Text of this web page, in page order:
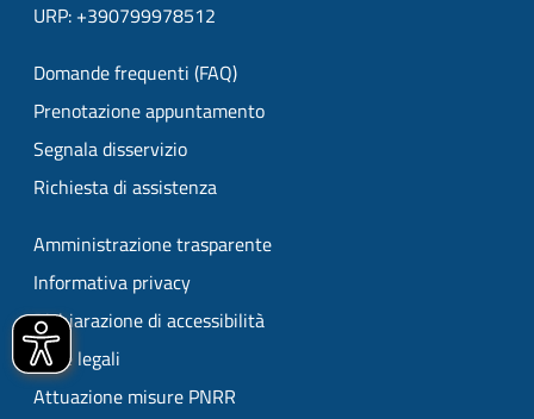
URP: +390799978512
Domande frequenti (FAQ)
Prenotazione appuntamento
Segnala disservizio
Richiesta di assistenza
Amministrazione trasparente
Informativa privacy
Dichiarazione di accessibilità
Note legali
Attuazione misure PNRR